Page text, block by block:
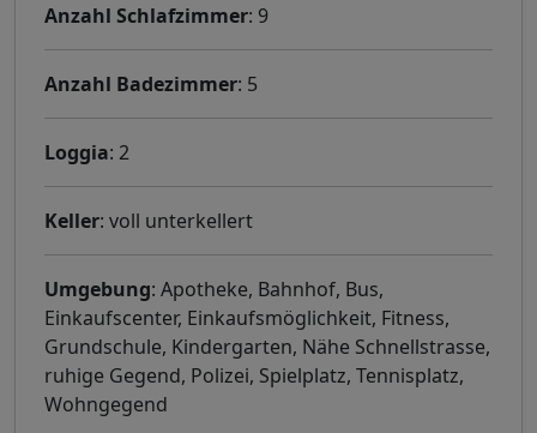
Anzahl Schlafzimmer: 9
Anzahl Badezimmer: 5
Loggia: 2
Keller: voll unterkellert
Umgebung: Apotheke, Bahnhof, Bus,
Einkaufscenter, Einkaufsmöglichkeit, Fitness,
Grundschule, Kindergarten, Nähe Schnellstrasse,
ruhige Gegend, Polizei, Spielplatz, Tennisplatz,
Wohngegend